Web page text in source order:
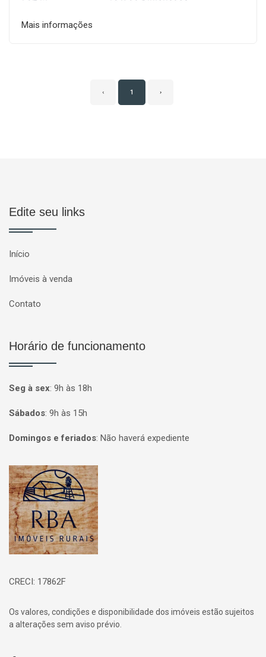
Mais informações
‹ 1 ›
Edite seu links
Início
Imóveis à venda
Contato
Horário de funcionamento
Seg à sex: 9h às 18h
Sábados: 9h às 15h
Domingos e feriados: Não haverá expediente
Página inicial
CRECI: 17862F
Os valores, condições e disponibilidade dos imóveis estão sujeitos
a alterações sem aviso prévio.